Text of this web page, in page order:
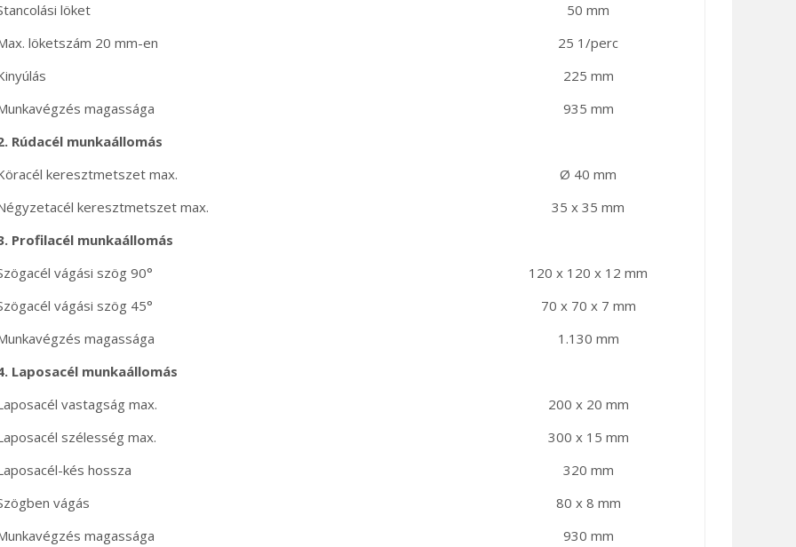
löket
50 mm
löketszám 20 mm-en
25 1/perc
225 mm
magassága
935 mm
Rúdacél munkaállomás
keresztmetszet max.
Ø 40 mm
keresztmetszet max.
35 x 35 mm
Profilacél munkaállomás
vágási szög 90°
120 x 120 x 12 mm
vágási szög 45°
70 x 70 x 7 mm
magassága
1.130 mm
Laposacél munkaállomás
vastagság max.
200 x 20 mm
szélesség max.
300 x 15 mm
kés hossza
320 mm
vágás
80 x 8 mm
magassága
930 mm